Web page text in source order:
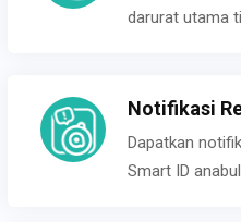
darurat utama
Notifikasi
Dapatkan
Smart ID